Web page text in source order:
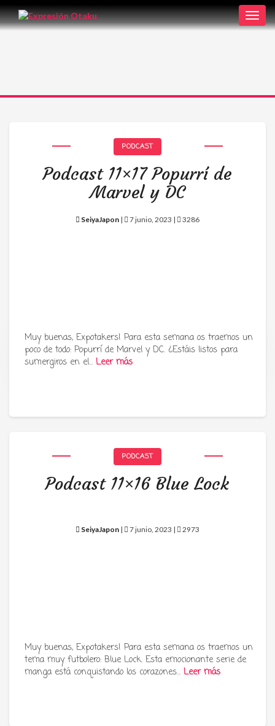
Tu radio y podcast sobre manga,
anime y cultura japonesa ツ
PODCAST
Podcast 11×17 Popurrí de
Marvel y DC
SeiyaJapon | 7 junio, 2023 | 3286
Muy buenas, Expotakers! Para esta semana os traemos un
poco de todo: Popurrí de Marvel y DC. ¿Estáis listos para
sumergiros en el… Leer más
PODCAST
Podcast 11×16 Blue Lock
SeiyaJapon | 7 junio, 2023 | 2973
Muy buenas, Expotakers! Para esta semana os traemos un
tema muy futbolero: Blue Lock. Esta emocionante serie de
manga está conquistando los corazones… Leer más